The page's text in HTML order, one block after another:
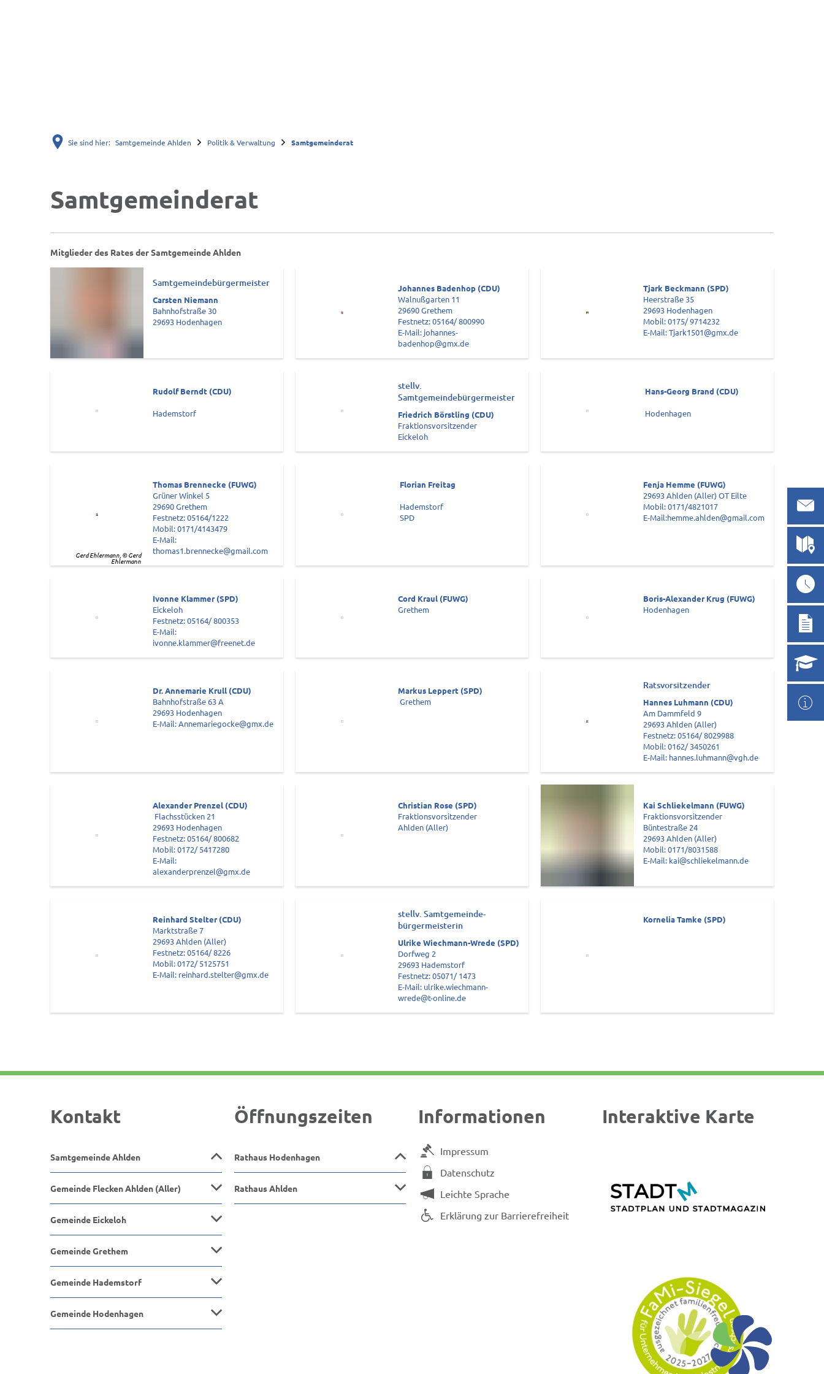
Sie sind hier: Samtgemeinde Ahlden Politik & Verwaltung Samtgemeinderat
Samtgemeinderat
Samtgemeinderat
Mitglieder des Rates der Samtgemeinde Ahlden
Samtgemeindebürgermeister
Carsten Niemann
Bahnhofstraße 30
29693 Hodenhagen
Johannes Badenhop (CDU)
Walnußgarten 11
29690 Grethem
Festnetz: 05164/ 800990
E-Mail: johannes-
badenhop@gmx.de
Tjark Beckmann (SPD)
Heerstraße 35
29693 Hodenhagen
Mobil: 0175/ 9714232
E-Mail: Tjark1501@gmx.de
Rudolf Berndt (CDU)
Hademstorf
stellv.
Samtgemeindebürgermeister
Friedrich Börstling (CDU)
Fraktionsvorsitzender
Eickeloh
Hans-Georg Brand (CDU)
Hodenhagen
Gerd Ehlermann, © Gerd
Ehlermann
Thomas Brennecke (FUWG)
Grüner Winkel 5
29690 Grethem
Festnetz: 05164/1222
Mobil: 0171/4143479
E-Mail:
thomas1.brennecke@gmail.com
Florian Freitag
Hademstorf
SPD
Fenja Hemme (FUWG)
29693 Ahlden (Aller) OT Eilte
Mobil: 0171/4821017
E-Mail:hemme.ahlden@gmail.com
Ivonne Klammer (SPD)
Eickeloh
Festnetz: 05164/ 800353
E-Mail:
ivonne.klammer@freenet.de
Cord Kraul (FUWG)
Grethem
Boris-Alexander Krug (FUWG)
Hodenhagen
Dr. Annemarie Krull (CDU)
Bahnhofstraße 63 A
29693 Hodenhagen
E-Mail: Annemariegocke@gmx.de
Markus Leppert (SPD)
Grethem
Ratsvorsitzender
Hannes Luhmann (CDU)
Am Dammfeld 9
29693 Ahlden (Aller)
Festnetz: 05164/ 8029988
Mobil: 0162/ 3450261
E-Mail: hannes.luhmann@vgh.de
Alexander Prenzel (CDU)
Flachsstücken 21
29693 Hodenhagen
Festnetz: 05164/ 800682
Mobil: 0172/ 5417280
E-Mail:
alexanderprenzel@gmx.de
Christian Rose (SPD)
Fraktionsvorsitzender
Ahlden (Aller)
Kai Schliekelmann (FUWG)
Fraktionsvorsitzender
Büntestraße 24
29693 Ahlden (Aller)
Mobil: 0171/8031588
E-Mail: kai@schliekelmann.de
Reinhard Stelter (CDU)
Marktstraße 7
29693 Ahlden (Aller)
Festnetz: 05164/ 8226
Mobil: 0172/ 5125751
E-Mail: reinhard.stelter@gmx.de
stellv. Samtgemeinde-
bürgermeisterin
Ulrike Wiechmann-Wrede (SPD)
Dorfweg 2
29693 Hademstorf
Festnetz: 05071/ 1473
E-Mail: ulrike.wiechmann-
wrede@t-online.de
Kornelia Tamke (SPD)
Kontakt
Samtgemeinde Ahlden
Gemeinde Flecken Ahlden (Aller)
Gemeinde Eickeloh
Gemeinde Grethem
Gemeinde Hademstorf
Gemeinde Hodenhagen
Öffnungszeiten
Rathaus Hodenhagen
Rathaus Ahlden
Informationen
Impressum
Datenschutz
Leichte Sprache
Erklärung zur Barrierefreiheit
Interaktive Karte